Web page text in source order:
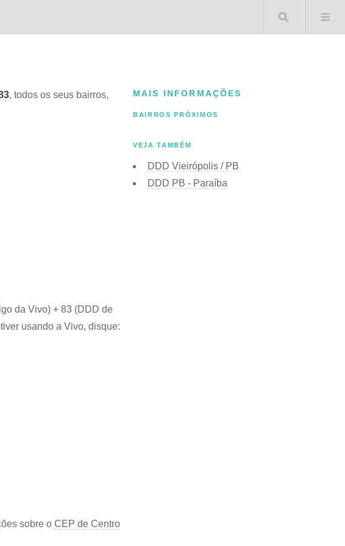
Buscar
, todos os seus bairros,
da Vivo) + 83 (DDD de
usando a Vivo, disque:
sobre o CEP de Centro
MAIS INFORMAÇÕES
BAIRROS PRÓXIMOS
VEJA TAMBÉM
DDD Vieirópolis / PB
DDD PB - Paraíba